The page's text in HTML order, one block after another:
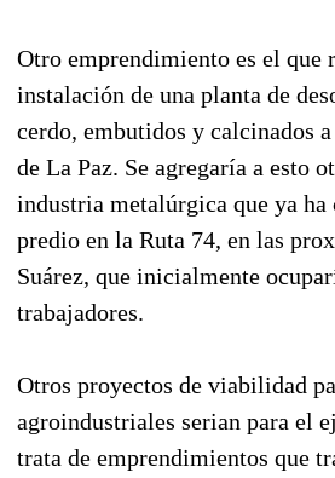
Otro emprendimiento es el que
instalación de una planta de
cerdo, embutidos y calcinados
de La Paz. Se agregaría a esto
industria metalúrgica que ya ha
predio en la Ruta 74, en las
Suárez, que inicialmente
trabajadores.
Otros proyectos de viabilidad
agroindustriales serian para el
trata de emprendimientos que